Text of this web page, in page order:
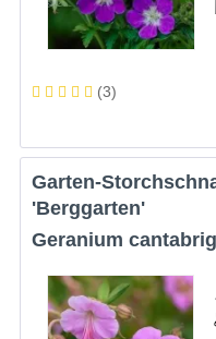
(3)
Garten-Storchschnabel
'Berggarten'
Geranium